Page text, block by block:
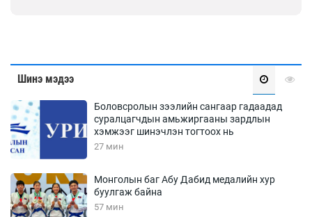
Шинэ мэдээ
Боловсролын зээлийн сангаар гадаадад
суралцагчдын амьжиргааны зардлын
хэмжээг шинэчлэн тогтоох нь
27 мин
Монголын баг Абу Дабид медалийн хур
буулгаж байна
57 мин